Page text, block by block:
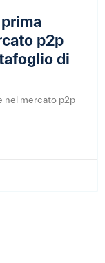
p2p
di
nel mercato p2p